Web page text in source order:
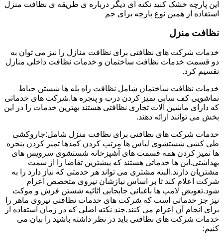
این پارچه خشک کنید نکته ای دیگر درباره ی طریقه ی نظافت منزل
استفاده از همین نوع پارچه برای جم
نظافت منزل
خدمات شرکت های نظافتی برای نظافت منازل را نیز می توان به
دو قسمت خدمات نظافت ساختمان و خدمات نظافت داخلی منازل
تقسیم کرد.
خدمات نظافت ساختمان شامل نظافت راه پله ها شستن حیاط
نماشویی کف سابی تمیز کردن درب و پنجره ها.شرکت های خدماتی
که دارای ماشین آلات تجاری نظافتی هستند بهترین خدمات را در این
بخش می توانند ارائه دهند.
خدمات شرکت های نظافتی برای نظافت منزل شامل:جاروکشی
طی کشی شستشوی لباس ها مرتب کردن کمدها تمیز کردن پنجره
ها تمیز کردن همه قسمت های آشپزخانه شستشوی سرویس های
بهداشتی.این ها خدماتی هستند که بیشترین تقاضا را از سمت
مشتریان دارند.البته مشتری می تواند هر خدمتی که نیاز دارد را به
شرکت اعلام کند تا بر اساس نیازشان نیروی متخصص اعزام
شود.تعویض لامپ ها باغبانی جابجایی اثاثیه شستن فرش و موکت
نیز جز خدماتی است که شرکت های خدمات نظافتی نیروی ماهر را
برای انجام آن اعزام می کنند.چند نکته اصلی که در زمان استفاده از
خدمات شرکت های نظافتی باید در نظر داشته باشید را بیان می
کنیم: